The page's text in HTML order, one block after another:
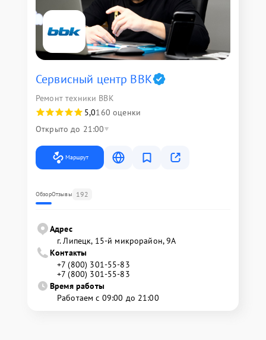
Сервисный центр BBK
Ремонт техники BBK
5,0160 оценки
Открыто до 21:00
Маршрут
ОбзорОтзывы 192
Адрес
г. Липецк, 15-й микрорайон, 9А
Контакты
+7 (800) 301-55-83
+7 (800) 301-55-83
Время работы
Работаем с 09:00 до 21:00